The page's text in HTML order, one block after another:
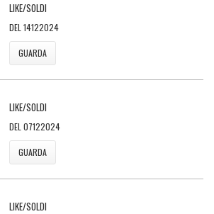
LIKE/SOLDI
DEL 14122024
GUARDA
LIKE/SOLDI
DEL 07122024
GUARDA
LIKE/SOLDI